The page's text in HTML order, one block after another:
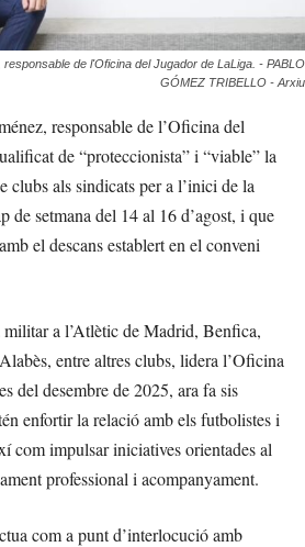
de l'Oficina del Jugador de LaLiga. - PABLO
GÓMEZ TRIBELLO - Arxiu
responsable de l’Oficina del
de “proteccionista” i “viable” la
clubs als sindicats per a l’inici de la
de setmana del 14 al 16 d’agost, i que
el descans establert en el conveni
a l’Atlètic de Madrid, Benfica,
entre altres clubs, lidera l’Oficina
del desembre de 2025, ara fa sis
enfortir la relació amb els futbolistes i
com impulsar iniciatives orientades al
professional i acompanyament.
com a punt d’interlocució amb